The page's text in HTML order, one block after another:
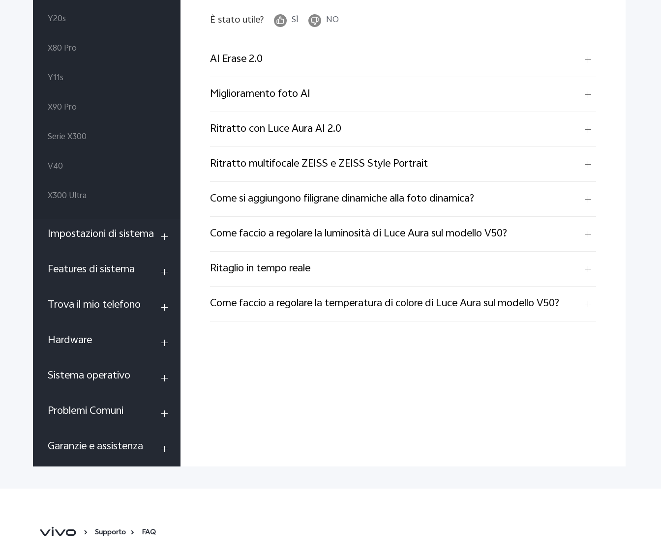
Y20s
X80 Pro
Y11s
X90 Pro
Serie X300
V40
X300 Ultra
Impostazioni di sistema
Features di sistema
Trova il mio telefono
Hardware
Sistema operativo
Problemi Comuni
Garanzie e assistenza
È stato utile? SÌ NO
AI Erase 2.0
Miglioramento foto AI
Ritratto con Luce Aura AI 2.0
Ritratto multifocale ZEISS e ZEISS Style Portrait
Come si aggiungono filigrane dinamiche alla foto dinamica?
Come faccio a regolare la luminosità di Luce Aura sul modello V50?
Ritaglio in tempo reale
Come faccio a regolare la temperatura di colore di Luce Aura sul modello V50?
Supporto FAQ